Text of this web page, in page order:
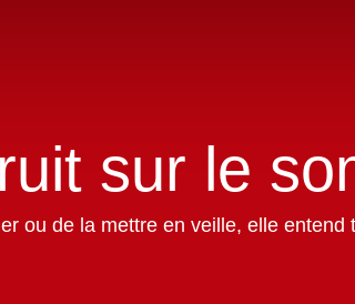
sur le
ou de la mettre en veille,